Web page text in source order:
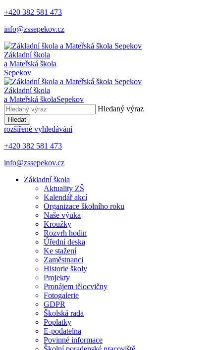
+420 382 581 473
info@zssepekov.cz
Základní škola
a Mateřská škola
Sepekov
Základní škola
a Mateřská školaSepekov
Hledaný výraz
Hledat
rozšířené vyhledávání
+420 382 581 473
info@zssepekov.cz
Základní škola
Aktuality ZŠ
Kalendář akcí
Organizace školního roku
Naše výuka
Kroužky
Rozvrh hodin
Úřední deska
Ke stažení
Zaměstnanci
Historie školy
Projekty
Pronájem tělocvičny
Fotogalerie
GDPR
Školská rada
Poplatky
E-podatelna
Povinné informace